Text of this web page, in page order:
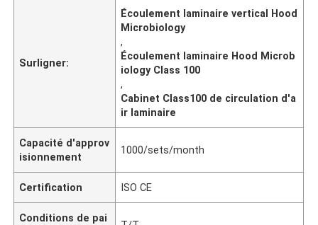
Surligner:
Écoulement laminaire vertical Hood
Microbiology
,
Écoulement laminaire Hood Microb
iology Class 100
,
Cabinet Class100 de circulation d'a
ir laminaire
Capacité d'approv
isionnement
1000/sets/month
Certification ISO CE
Conditions de pai